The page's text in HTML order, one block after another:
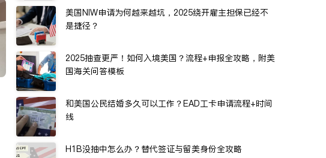
美国NIW申请为何越来越坑，2025绕开雇主担保已经不
是捷径？
2025抽查更严！如何入境美国？流程+申报全攻略，附美
国海关问答模板
和美国公民结婚多久可以工作？EAD工卡申请流程+时间
线
H1B没抽中怎么办？替代签证与留美身份全攻略